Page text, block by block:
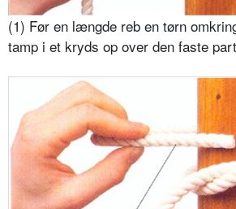
(1) Før en længde reb en tørn
tamp i et kryds op over den faste